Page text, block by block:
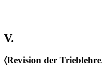
V.
〈Revision der